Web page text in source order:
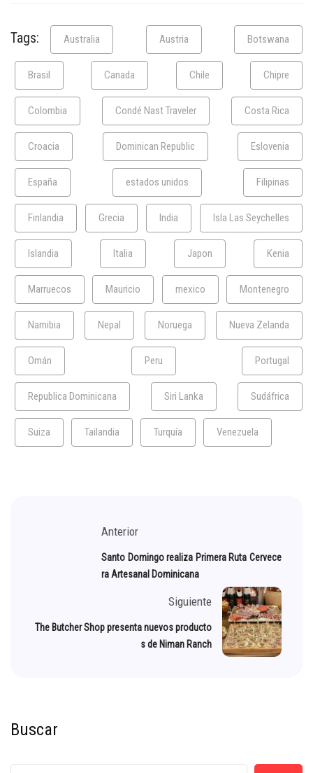
Tags: Australia Austria Botswana
Brasil Canada Chile Chipre
Colombia Condé Nast Traveler Costa Rica
Croacia Dominican Republic Eslovenia
España estados unidos Filipinas
Finlandia Grecia India Isla Las Seychelles
Islandia Italia Japon Kenia
Marruecos Mauricio mexico Montenegro
Namibia Nepal Noruega Nueva Zelanda
Omán Peru Portugal
Republica Dominicana Siri Lanka Sudáfrica
Suiza Tailandia Turquía Venezuela
Anterior
Santo Domingo realiza Primera Ruta Cervece
ra Artesanal Dominicana
Siguiente
The Butcher Shop presenta nuevos producto
s de Niman Ranch
Buscar